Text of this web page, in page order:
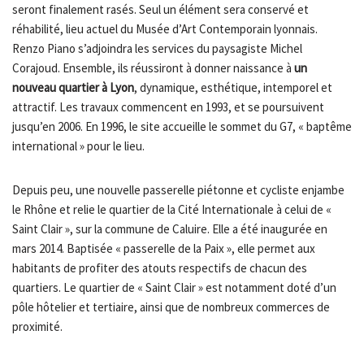
seront finalement rasés. Seul un élément sera conservé et
réhabilité, lieu actuel du Musée d’Art Contemporain lyonnais.
Renzo Piano s’adjoindra les services du paysagiste Michel
Corajoud. Ensemble, ils réussiront à donner naissance à un
nouveau quartier à Lyon, dynamique, esthétique, intemporel et
attractif. Les travaux commencent en 1993, et se poursuivent
jusqu’en 2006. En 1996, le site accueille le sommet du G7, « baptême
international » pour le lieu.
Depuis peu, une nouvelle passerelle piétonne et cycliste enjambe
le Rhône et relie le quartier de la Cité Internationale à celui de «
Saint Clair », sur la commune de Caluire. Elle a été inaugurée en
mars 2014. Baptisée « passerelle de la Paix », elle permet aux
habitants de profiter des atouts respectifs de chacun des
quartiers. Le quartier de « Saint Clair » est notamment doté d’un
pôle hôtelier et tertiaire, ainsi que de nombreux commerces de
proximité.